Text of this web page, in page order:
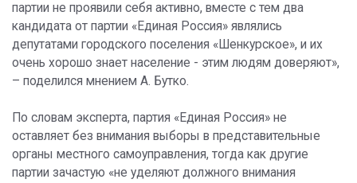
партии не проявили себя активно, вместе с тем два
кандидата от партии «Единая Россия» являлись
депутатами городского поселения «Шенкурское», и их
очень хорошо знает население - этим людям доверяют»,
– поделился мнением А. Бутко.
По словам эксперта, партия «Единая Россия» не
оставляет без внимания выборы в представительные
органы местного самоуправления, тогда как другие
партии зачастую «не уделяют должного внимания